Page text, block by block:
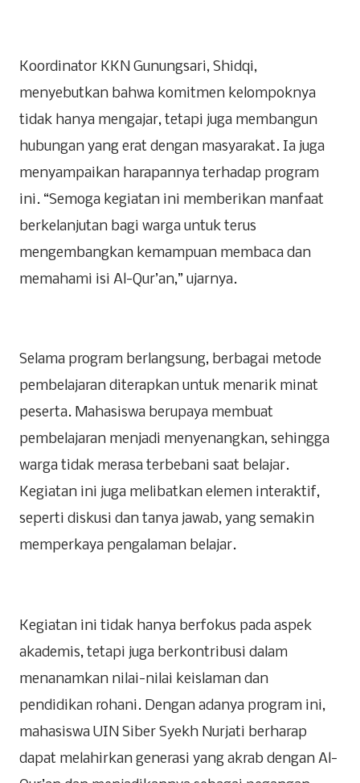
Koordinator KKN Gunungsari, Shidqi,
menyebutkan bahwa komitmen kelompoknya
tidak hanya mengajar, tetapi juga membangun
hubungan yang erat dengan masyarakat. Ia juga
menyampaikan harapannya terhadap program
ini. “Semoga kegiatan ini memberikan manfaat
berkelanjutan bagi warga untuk terus
mengembangkan kemampuan membaca dan
memahami isi Al-Qur’an,” ujarnya.
Selama program berlangsung, berbagai metode
pembelajaran diterapkan untuk menarik minat
peserta. Mahasiswa berupaya membuat
pembelajaran menjadi menyenangkan, sehingga
warga tidak merasa terbebani saat belajar.
Kegiatan ini juga melibatkan elemen interaktif,
seperti diskusi dan tanya jawab, yang semakin
memperkaya pengalaman belajar.
Kegiatan ini tidak hanya berfokus pada aspek
akademis, tetapi juga berkontribusi dalam
menanamkan nilai-nilai keislaman dan
pendidikan rohani. Dengan adanya program ini,
mahasiswa UIN Siber Syekh Nurjati berharap
dapat melahirkan generasi yang akrab dengan Al-